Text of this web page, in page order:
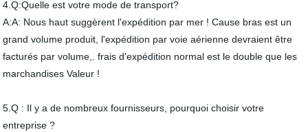
4.Q:Quelle est votre mode de transport?
A:A: Nous haut suggèrent l'expédition par mer ! Cause bras est un
grand volume produit, l'expédition par voie aérienne devraient être
facturés par volume,. frais d'expédition normal est le double que les
marchandises Valeur !
5.Q : Il y a de nombreux fournisseurs, pourquoi choisir votre
entreprise ?